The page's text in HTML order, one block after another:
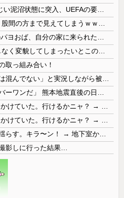
取っ組み合い！
影しに行った結果…